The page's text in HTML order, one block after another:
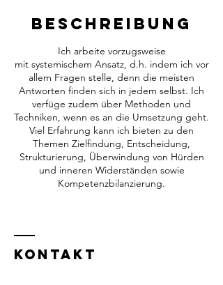
M
i
.
Beschreibung
Ich arbeite vorzugsweise
mit systemischem Ansatz, d.h. indem ich vor
allem Fragen stelle, denn die meisten
Antworten finden sich in jedem selbst. Ich
verfüge zudem über Methoden und
Techniken, wenn es an die Umsetzung geht.
Viel Erfahrung kann ich bieten zu den
Themen Zielfindung, Entscheidung,
Strukturierung, Überwindung von Hürden
und inneren Widerständen sowie
Kompetenzbilanzierung.
KONTAKT